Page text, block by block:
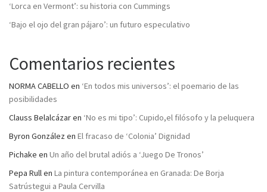
‘Lorca en Vermont’: su historia con Cummings
‘Bajo el ojo del gran pájaro’: un futuro especulativo
Comentarios recientes
NORMA CABELLO en ‘En todos mis universos’: el poemario de las
posibilidades
Clauss Belalcázaren ‘No es mi tipo’: Cupido,el filósofo y la peluquera
Byron González en El fracaso de ‘Colonia’ Dignidad
Pichake en Un año del brutal adiós a ‘Juego De Tronos’
Pepa Rullen La pintura contemporánea en Granada: De Borja
Satrústegui a Paula Cervilla